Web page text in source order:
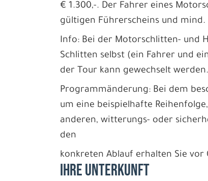
€ 1.300,-. Der Fahrer eines
gültigen Führerscheins und mind.
Info: Bei der Motorschlitten- und
Schlitten selbst (ein Fahrer und
der Tour kann gewechselt werden.
Programmänderung: Bei dem
um eine beispielhafte
anderen, witterungs- oder
den
konkreten Ablauf erhalten Sie vor
IHRE UNTERKUNFT